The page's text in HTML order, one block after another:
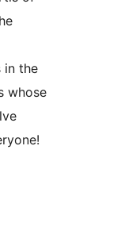
in the
whose